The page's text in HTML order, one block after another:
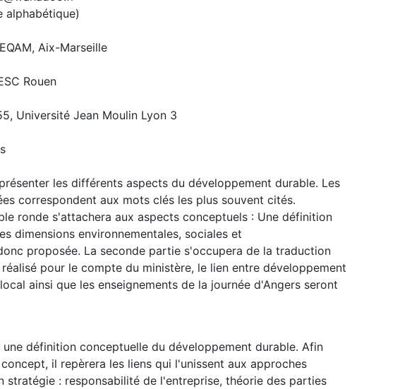
Aix-Marseille
Rouen
Université Jean Moulin Lyon 3
les différents aspects du développement durable. Les
correspondent aux mots clés les plus souvent cités.
ronde s'attachera aux aspects conceptuels : Une définition
dimensions environnementales, sociales et
proposée. La seconde partie s'occupera de la traduction
pour le compte du ministère, le lien entre développement
ainsi que les enseignements de la journée d'Angers seront
définition conceptuelle du développement durable. Afin
il repèrera les liens qui l'unissent aux approches
stratégie : responsabilité de l'entreprise, théorie des parties